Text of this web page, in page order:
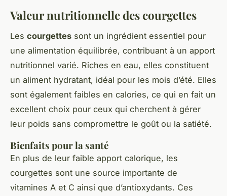
Valeur nutritionnelle des courgettes
Les courgettes sont un ingrédient essentiel pour
une alimentation équilibrée, contribuant à un apport
nutritionnel varié. Riches en eau, elles constituent
un aliment hydratant, idéal pour les mois d’été. Elles
sont également faibles en calories, ce qui en fait un
excellent choix pour ceux qui cherchent à gérer
leur poids sans compromettre le goût ou la satiété.
Bienfaits pour la santé
En plus de leur faible apport calorique, les
courgettes sont une source importante de
vitamines A et C ainsi que d’antioxydants. Ces